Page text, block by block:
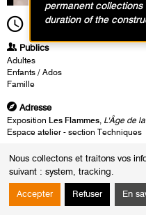
Nous collectons et traitons vos
suivant : system, tracking.
Accepter Refuser En
10h00 Durée8h00
Publics
Adultes
Enfants / Ados
Famille
Adresse
Exposition Les Flammes, L'Âge de
Espace atelier - section Techniques
Heures
Du :
Mercredi 12 janvier 2022
Le :
Mercredi 12 janvier 2022 de
permanent collections
duration of the